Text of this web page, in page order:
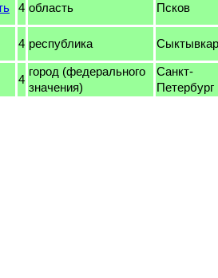
4 область Псков
4 республика Сыктывкар
4
город (федерального
значения)
Санкт-
Петербург